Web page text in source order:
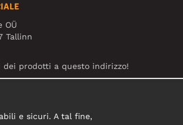
OÜ
Tallinn
dei prodotti a questo indirizzo!
e sicuri. A tal fine,